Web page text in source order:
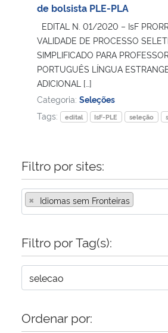
de bolsista PLE-PLA
EDITAL N. 01/2020 – IsF
VALIDADE DE PROCESSO
SIMPLIFICADO PARA
PORTUGUÊS LÍNGUA
ADICIONAL […]
Categoria: Seleções
Tags:
edital IsF-PLE seleção
Filtro por sites:
× Idiomas sem Fronteiras
Filtro por Tag(s):
Ordenar por: